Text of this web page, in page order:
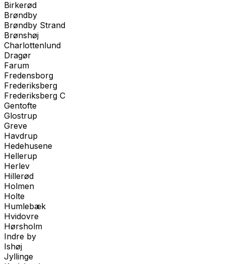
Birkerød
Brøndby
Brøndby Strand
Brønshøj
Charlottenlund
Dragør
Farum
Fredensborg
Frederiksberg
Frederiksberg C
Gentofte
Glostrup
Greve
Havdrup
Hedehusene
Hellerup
Herlev
Hillerød
Holmen
Holte
Humlebæk
Hvidovre
Hørsholm
Indre by
Ishøj
Jyllinge